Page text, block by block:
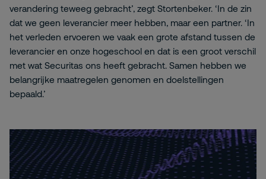
verandering teweeg gebracht’, zegt Stortenbeker. ‘In de zin
dat we geen leverancier meer hebben, maar een partner. ‘In
het verleden ervoeren we vaak een grote afstand tussen de
leverancier en onze hogeschool en dat is een groot verschil
met wat Securitas ons heeft gebracht. Samen hebben we
belangrijke maatregelen genomen en doelstellingen
bepaald.’